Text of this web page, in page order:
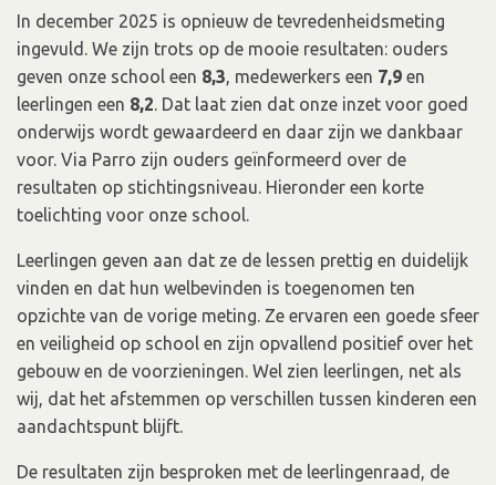
In december 2025 is opnieuw de tevredenheidsmeting
ingevuld. We zijn trots op de mooie resultaten: ouders
geven onze school een 8,3, medewerkers een 7,9 en
leerlingen een 8,2. Dat laat zien dat onze inzet voor goed
onderwijs wordt gewaardeerd en daar zijn we dankbaar
voor. Via Parro zijn ouders geïnformeerd over de
resultaten op stichtingsniveau. Hieronder een korte
toelichting voor onze school.
Leerlingen geven aan dat ze de lessen prettig en duidelijk
vinden en dat hun welbevinden is toegenomen ten
opzichte van de vorige meting. Ze ervaren een goede sfeer
en veiligheid op school en zijn opvallend positief over het
gebouw en de voorzieningen. Wel zien leerlingen, net als
wij, dat het afstemmen op verschillen tussen kinderen een
aandachtspunt blijft.
De resultaten zijn besproken met de leerlingenraad, de